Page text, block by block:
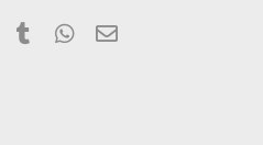
PinterestTumblr WhatsApp